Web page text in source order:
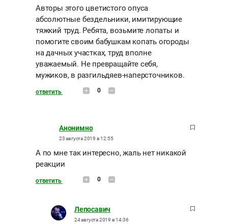
Авторы этого цветистого опуса
абсолютные бездельники, имитирующие
тяжкий труд. Ребята, возьмите лопаты и
помогите своим бабушкам копать огороды
на дачных участках, труд вполне
уважаемый. Не превращайте себя,
мужиков, в разгильдяев-наперсточников.
ответить 0
Анонимно
23 августа 2019 в 12:55
А по мне так интересно, жаль нет никакой
реакции
ответить 0
Лепосавич
24 августа 2019 в 14:36